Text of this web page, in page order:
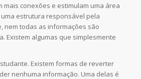
mais conexões e estimulam uma área
estrutura responsável pela
nem todas as informações são
Existem algumas que simplesmente
Existem formas de reverter
nenhuma informação. Uma delas é